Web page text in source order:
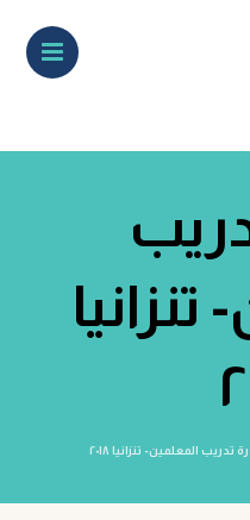
تدريب المعلمين- تنزانيا ٢٠١٨